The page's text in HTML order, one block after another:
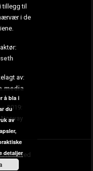
tillegg til
i de
av:
2019:
Norway
reserved
å bla i
du
av
detaljer